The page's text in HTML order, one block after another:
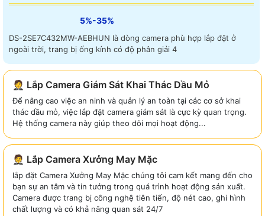
5%-35%
DS-2SE7C432MW-AEBHUN là dòng camera phù hợp lắp đặt ở
ngoài trời, trang bị ống kính có độ phân giải 4
🤵 Lắp Camera Giám Sát Khai Thác Dầu Mỏ
Để nâng cao việc an ninh và quản lý an toàn tại các cơ sở khai
thác dầu mỏ, việc lắp đặt camera giám sát là cực kỳ quan trọng.
Hệ thống camera này giúp theo dõi mọi hoạt động...
🤵 Lắp Camera Xưởng May Mặc
lắp đặt Camera Xưởng May Mặc chúng tôi cam kết mang đến cho
bạn sự an tâm và tin tưởng trong quá trình hoạt động sản xuất.
Camera được trang bị công nghệ tiên tiến, độ nét cao, ghi hình
chất lượng và có khả năng quan sát 24/7